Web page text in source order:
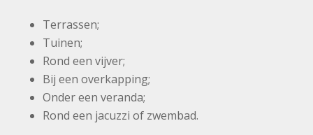
Terrassen;
Tuinen;
Rond een vijver;
Bij een overkapping;
Onder een veranda;
Rond een jacuzzi of zwembad.